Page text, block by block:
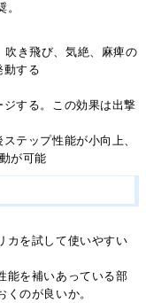
吹き飛び、気絶、麻痺の
動する
する。この効果は出撃
テップ性能が小向上、
が可能
カを試して使いやすい
能を補いあっている部
のが良いか。